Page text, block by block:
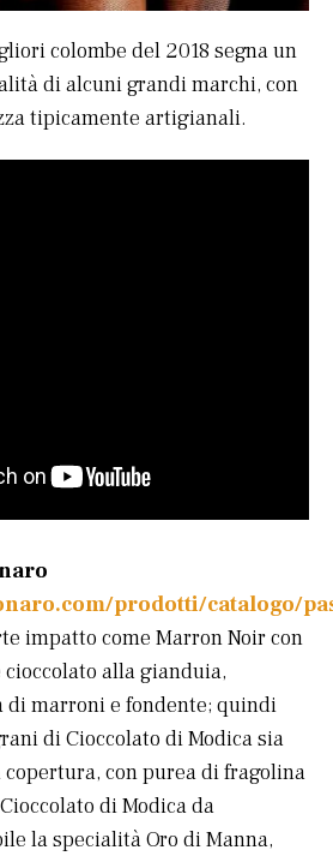
colombe del 2018 segna un
di alcuni grandi marchi, con
tipicamente artigianali.
prodotti/catalogo/
impatto come Marron Noir con
alla gianduia,
di marroni e fondente; quindi
di Cioccolato di Modica sia
con purea di fragolina
di Modica da
la specialità Oro di Manna,